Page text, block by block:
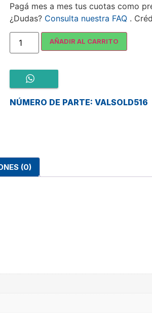
Pagá mes a mes tus cuotas como
¿Dudas? Consulta nuestra FAQ.
AÑADIR AL CARRITO
NÚMERO DE PARTE: VALSOLD516
(0)